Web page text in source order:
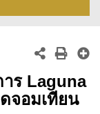
ร Laguna
จอมเทียน